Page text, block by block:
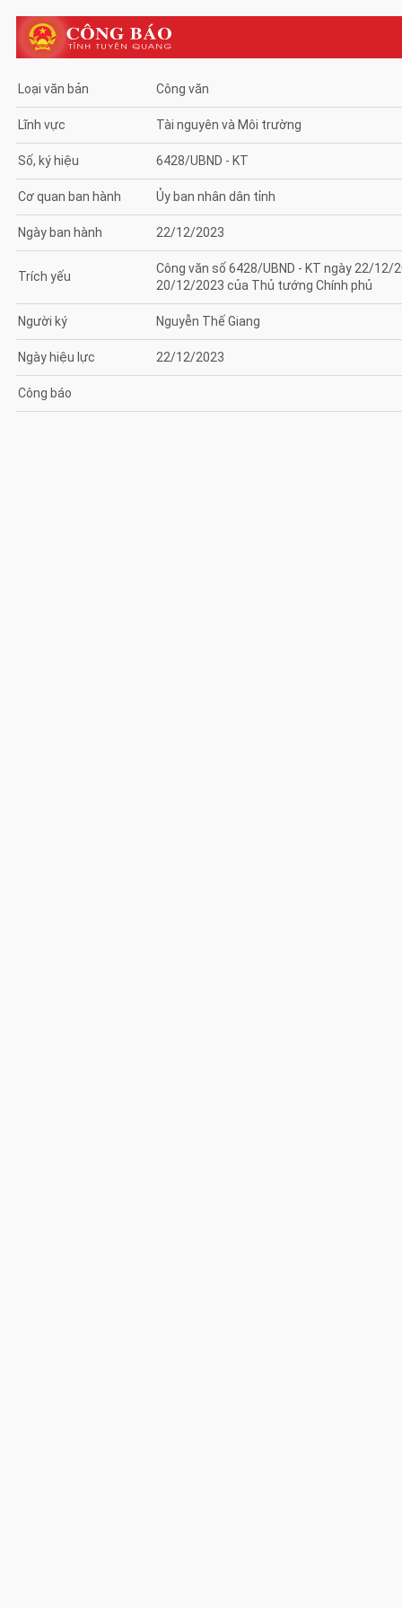
Loại văn bản Công văn
Lĩnh vực Tài nguyên và Môi trường
Số, ký hiệu 6428/UBND - KT
Cơ quan ban hành Ủy ban nhân dân tỉnh
Ngày ban hành 22/12/2023
Trích yếu
Công văn số 6428/UBND - KT ngày 22/
20/12/2023 của Thủ tướng Chính phủ
Người ký Nguyễn Thế Giang
Ngày hiệu lực 22/12/2023
Công báo